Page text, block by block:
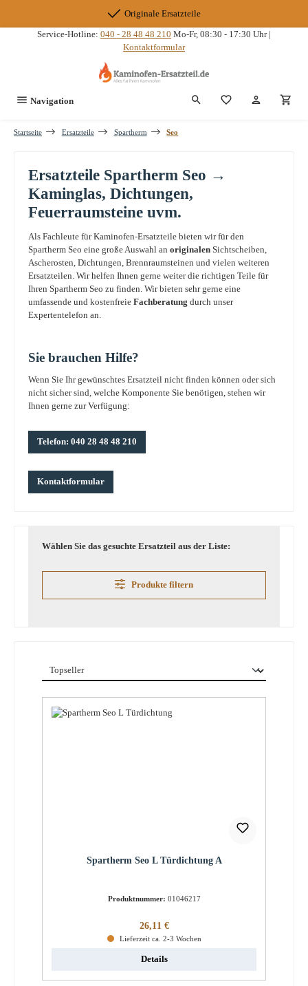
Originale Ersatzteile
Service-Hotline: 040 - 28 48 48 210 Mo-Fr, 08:30 - 17:30 Uhr |
Kontaktformular
Navigation Du hast 0
Startseite Ersatzteile Spartherm Seo
Ersatzteile Spartherm Seo →
Kaminglas, Dichtungen,
Feuerraumsteine uvm.
Als Fachleute für Kaminofen-Ersatzteile bieten wir für den
Spartherm Seo eine große Auswahl an originalen Sichtscheiben,
Ascherosten, Dichtungen, Brennraumsteinen und vielen weiteren
Ersatzteilen. Wir helfen Ihnen gerne weiter die richtigen Teile für
Ihren Spartherm Seo zu finden. Wir bieten sehr gerne eine
umfassende und kostenfreie Fachberatung durch unser
Expertentelefon an.
Sie brauchen Hilfe?
Wenn Sie Ihr gewünschtes Ersatzteil nicht finden können oder sich
nicht sicher sind, welche Komponente Sie benötigen, stehen wir
Ihnen gerne zur Verfügung:
Telefon: 040 28 48 48 210
Kontaktformular
Wählen Sie das gesuchte Ersatzteil aus der Liste:
Produkte filtern
Spartherm Seo L Türdichtung A
Produktnummer: 01046217
Regulärer Preis:
26,11 €
Lieferzeit ca. 2-3 Wochen
Details